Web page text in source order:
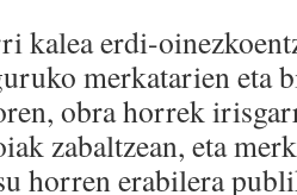
kalea erdi-
merkatarien eta
obra horrek
zabaltzean, eta
horren erabilera